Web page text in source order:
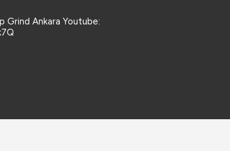
Grind Ankara Youtube: